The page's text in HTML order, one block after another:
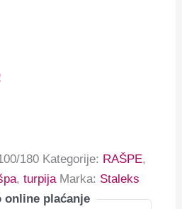
180 Kategorije: RAŠPE,
,turpija Marka: Staleks
online plaćanje